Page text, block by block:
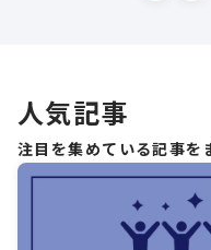
人気記事
注目を集めている記事を